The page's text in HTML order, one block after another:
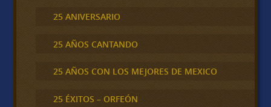
25 ANIVERSARIO
25 AÑOS CANTANDO
25 AÑOS CON LOS MEJORES DE MEXICO
25 ÉXITOS – ORFEÓN